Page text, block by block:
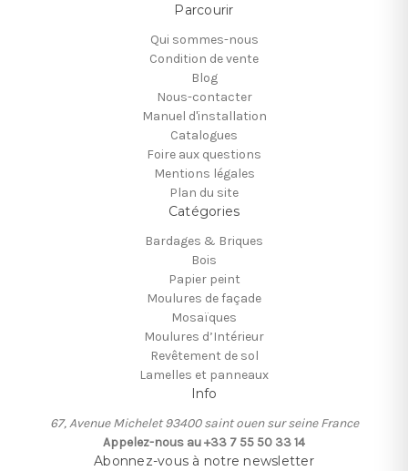
Parcourir
Qui sommes-nous
Condition de vente
Blog
Nous-contacter
Manuel d'installation
Catalogues
Foire aux questions
Mentions légales
Plan du site
Catégories
Bardages & Briques
Bois
Papier peint
Moulures de façade
Mosaïques
Moulures d’Intérieur
Revêtement de sol
Lamelles et panneaux
Info
67, Avenue Michelet 93400 saint ouen sur seine France
Appelez-nous au +33 7 55 50 33 14
Abonnez-vous à notre newsletter